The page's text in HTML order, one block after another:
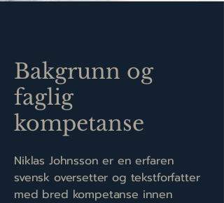
Bakgrunn og
faglig
kompetanse
Niklas Johnsson er en erfaren
svensk oversetter og tekstforfatter
med bred kompetanse innen